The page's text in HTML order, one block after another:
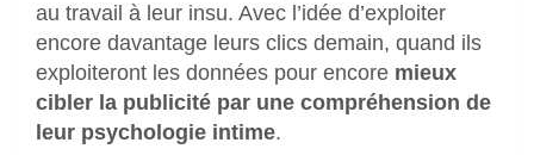
au travail à leur insu. Avec l’idée d’exploiter
encore davantage leurs clics demain, quand ils
exploiteront les données pour encore mieux
cibler la publicité par une compréhension de
leur psychologie intime.